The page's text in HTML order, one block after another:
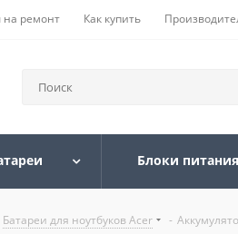
ремонт Как купить
Блоки питания
Батареи для ноутбуков Acer -